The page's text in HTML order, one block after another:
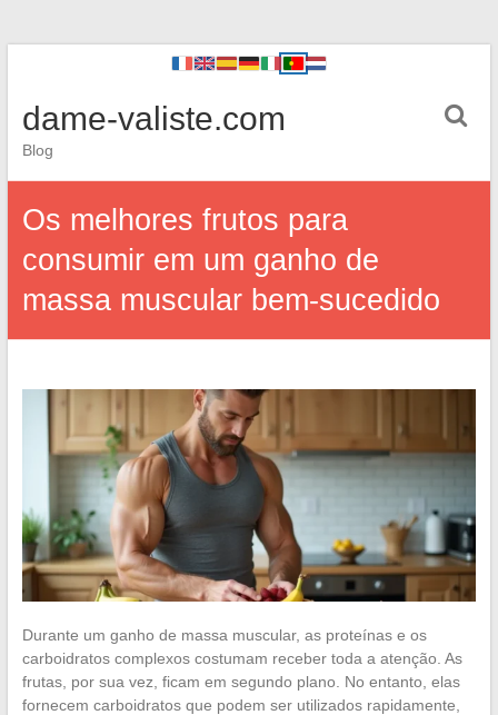
dame-valiste.com
Blog
Os melhores frutos para
consumir em um ganho de
massa muscular bem-sucedido
Durante um ganho de massa muscular, as proteínas e os
carboidratos complexos costumam receber toda a atenção. As
frutas, por sua vez, ficam em segundo plano. No entanto, elas
fornecem carboidratos que podem ser utilizados rapidamente,